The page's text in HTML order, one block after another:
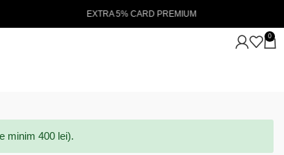
PREMIUM NOUTATI IN STOC 💖
0
minim 400 lei).